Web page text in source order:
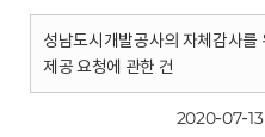
성남도시개발공사의 자체감사를
제공 요청에 관한 건
2020-07-13